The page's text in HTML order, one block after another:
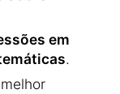
em
.